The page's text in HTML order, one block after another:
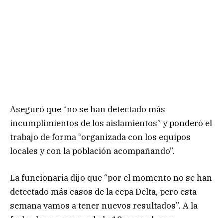
Aseguró que “no se han detectado más
incumplimientos de los aislamientos” y ponderó el
trabajo de forma “organizada con los equipos
locales y con la población acompañando”.
La funcionaria dijo que “por el momento no se han
detectado más casos de la cepa Delta, pero esta
semana vamos a tener nuevos resultados”. A la